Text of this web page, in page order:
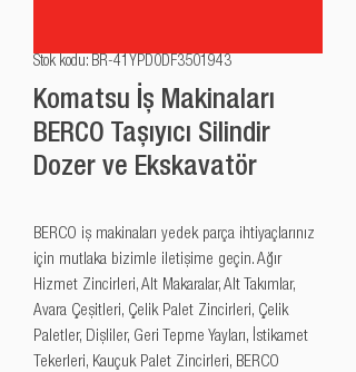
Stok kodu: BR-41YPD0DF3501943
Komatsu İş Makinaları
BERCO Taşıyıcı Silindir
Dozer ve Ekskavatör
BERCO iş makinaları yedek parça ihtiyaçlarınız
için mutlaka bizimle iletişime geçin. Ağır
Hizmet Zincirleri, Alt Makaralar, Alt Takımlar,
Avara Çeşitleri, Çelik Palet Zincirleri, Çelik
Paletler, Dişliler, Geri Tepme Yayları, İstikamet
Tekerleri, Kauçuk Palet Zincirleri, BERCO